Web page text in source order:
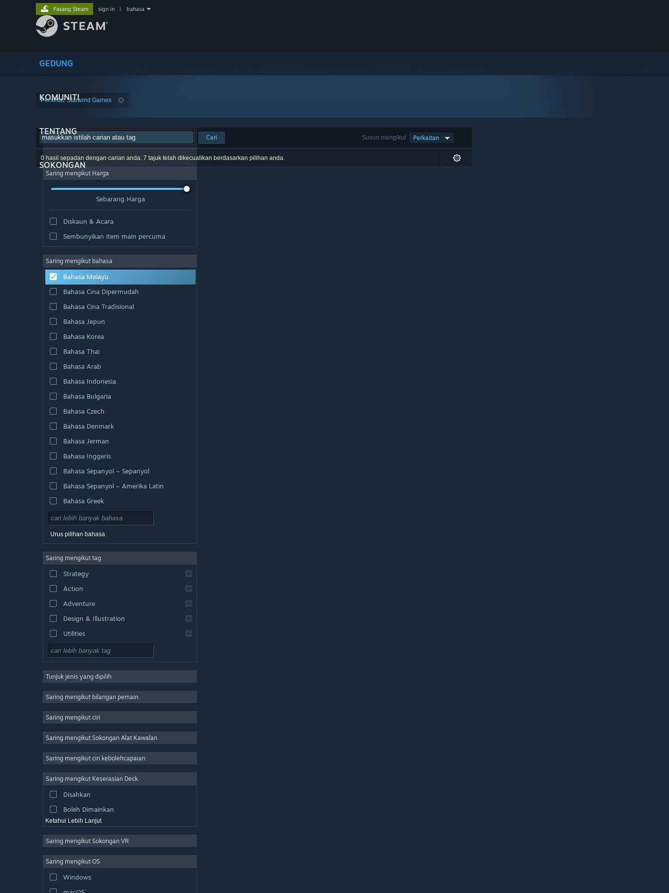
GEDUNG
KOMUNITI
TENTANG
SOKONGAN
Pasang Steam sign in bahasa
Penerbit: Starwind Games
Susun mengikut Perkaitan
Cari
0 hasil sepadan dengan carian anda. 7 tajuk telah dikecualikan berdasarkan pilihan anda.
Saring mengikut Harga
Sebarang Harga
Diskaun & Acara
Sembunyikan item main percuma
Saring mengikut bahasa
Bahasa Melayu
Bahasa Cina Dipermudah
Bahasa Cina Tradisional
Bahasa Jepun
Bahasa Korea
Bahasa Thai
Bahasa Arab
Bahasa Indonesia
Bahasa Bulgaria
Bahasa Czech
Bahasa Denmark
Bahasa Jerman
Bahasa Inggeris
Bahasa Sepanyol – Sepanyol
Bahasa Sepanyol – Amerika Latin
Bahasa Greek
Urus pilihan bahasa
Saring mengikut tag
Strategy
Action
Adventure
Design & Illustration
Utilities
Free to Play
Massively Multiplayer
Casual
Simulation
Video Production
Photo Editing
Tunjuk jenis yang dipilih
Saring mengikut bilangan pemain
Saring mengikut ciri
Saring mengikut Sokongan Alat Kawalan
Saring mengikut ciri kebolehcapaian
Saring mengikut Keserasian Deck
Disahkan
Boleh Dimainkan
Ketahui Lebih Lanjut
Saring mengikut Sokongan VR
Saring mengikut OS
Windows